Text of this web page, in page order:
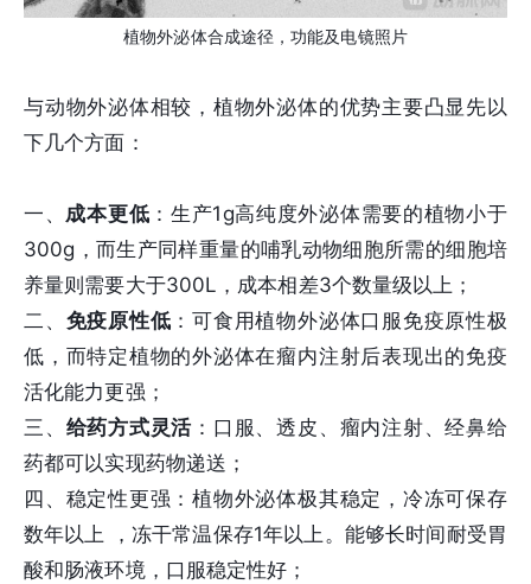
植物外泌体合成途径，功能及电镜照片
与动物外泌体相较，植物外泌体的优势主要凸显先以
下几个方面：
一、 成本更低 ：生产1g高纯度外泌体需要的植物小于
300g，而生产同样重量的哺乳动物细胞所需的细胞培
养量则需要大于300L，成本相差3个数量级以上；
二、 免疫原性低 ：可食用植物外泌体口服免疫原性极
低，而特定植物的外泌体在瘤内注射后表现出的免疫
活化能力更强；
三、 给药方式灵活 ：口服、透皮、瘤内注射、经鼻给
药都可以实现药物递送；
四、稳定性更强：植物外泌体极其稳定，冷冻可保存
数年以上 ，冻干常温保存1年以上。能够长时间耐受胃
酸和肠液环境，口服稳定性好；